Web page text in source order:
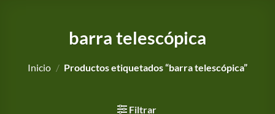
barra telescópica
Inicio / Productos etiquetados “barra telescópica”
Filtrar